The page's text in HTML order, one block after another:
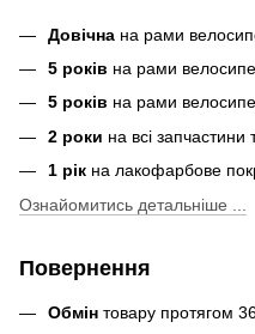
Довічна на рами
5 років на рами
5 років на рами
2 роки на всі
1 рік на лакофарбове
Ознайомитись детальніше ...
Повернення
Обмін товару протягом